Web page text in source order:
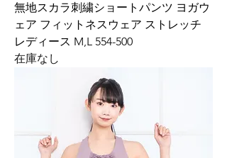
無地スカラ刺繍ショートパンツ ヨガウ
ェア フィットネスウェア ストレッチ
レディース M,L 554-500
在庫なし